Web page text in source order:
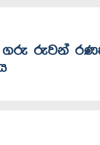
ගරු රුවන්